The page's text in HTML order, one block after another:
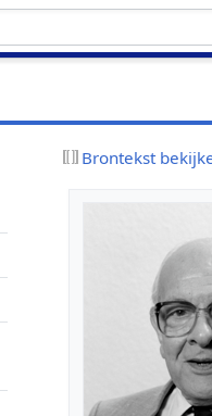
Brontekst